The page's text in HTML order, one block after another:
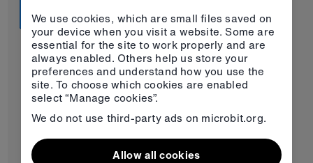
We use cookies, which are small files saved on
your device when you visit a website. Some are
essential for the site to work properly and are
always enabled. Others help us store your
preferences and understand how you use the
site. To choose which cookies are enabled
select “Manage cookies”.
We do not use third-party ads on microbit.org.
Allow all cookies